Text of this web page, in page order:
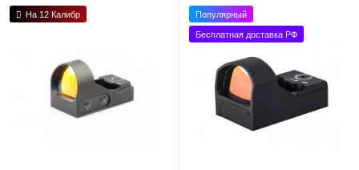
На 12 Калибр Популярный
Бесплатная доставка РФ